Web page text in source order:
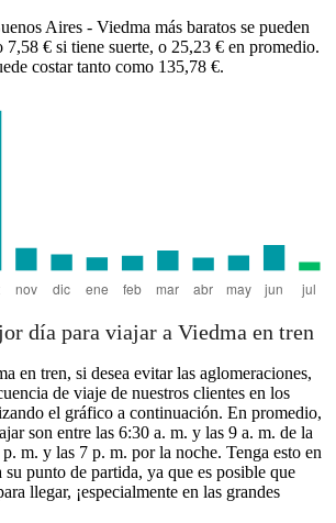
Aires - Viedma más baratos se pueden
7,58 € si tiene suerte, o 25,23 € en promedio.
costar tanto como 135,78 €.
día para viajar a Viedma en tren
en tren, si desea evitar las aglomeraciones,
de viaje de nuestros clientes en los
el gráfico a continuación. En promedio,
son entre las 6:30 a. m. y las 9 a. m. de la
m. y las 7 p. m. por la noche. Tenga esto en
punto de partida, ya que es posible que
llegar, ¡especialmente en las grandes